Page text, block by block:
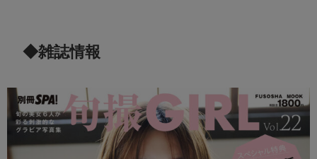
◆雑誌情報